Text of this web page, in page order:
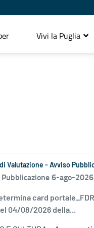
Vivi la Puglia
Valutazione - Avviso
6-ago-
card
04/08/2026 della...